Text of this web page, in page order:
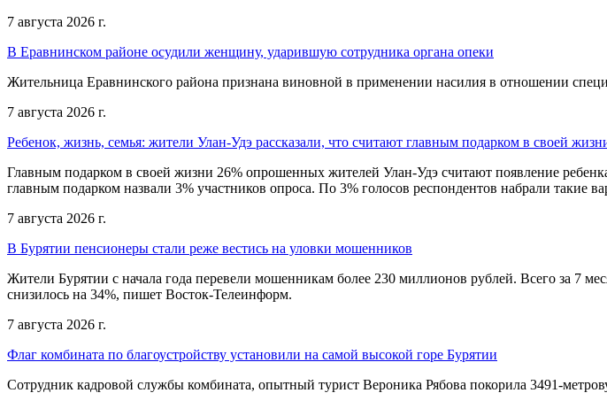
7 августа 2026 г.
В Еравнинском районе осудили женщину, ударившую сотрудника органа опеки
Жительница Еравнинского района признана виновной в применении насилия в отношении
7 августа 2026 г.
Ребенок, жизнь, семья: жители Улан-Удэ рассказали, что считают главным подарком в своей
Главным подарком в своей жизни 26% опрошенных жителей Улан-Удэ считают появление
главным подарком назвали 3% участников опроса. По 3% голосов респондентов набрали такие
7 августа 2026 г.
В Бурятии пенсионеры стали реже вестись на уловки мошенников
Жители Бурятии с начала года перевели мошенникам более 230 миллионов рублей. Всего за 7
снизилось на 34%, пишет Восток-Телеинформ.
7 августа 2026 г.
Флаг комбината по благоустройству установили на самой высокой горе Бурятии
Сотрудник кадровой службы комбината, опытный турист Вероника Рябова покорила 3491-